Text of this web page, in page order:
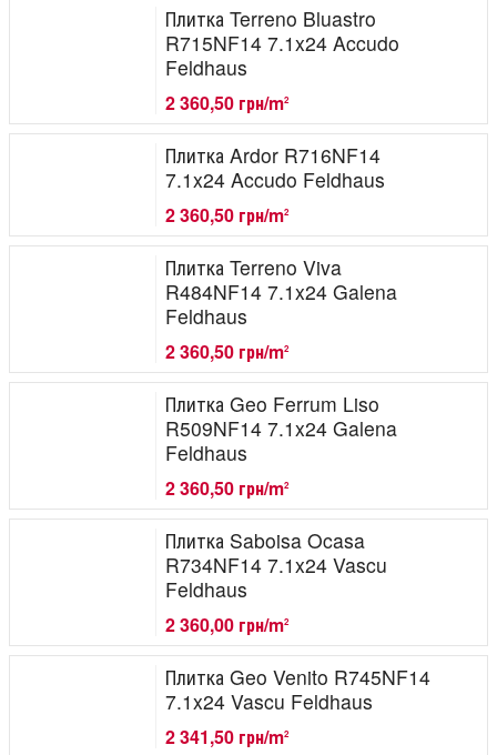
Плитка Terreno Bluastro
R715NF14 7.1x24 Accudo
Feldhaus
2 360,50 грн/m2
Плитка Ardor R716NF14
7.1x24 Accudo Feldhaus
2 360,50 грн/m2
Плитка Terreno Viva
R484NF14 7.1x24 Galena
Feldhaus
2 360,50 грн/m2
Плитка Geo Ferrum Liso
R509NF14 7.1x24 Galena
Feldhaus
2 360,50 грн/m2
Плитка Saboisa Ocasa
R734NF14 7.1x24 Vascu
Feldhaus
2 360,00 грн/m2
Плитка Geo Venito R745NF14
7.1x24 Vascu Feldhaus
2 341,50 грн/m2